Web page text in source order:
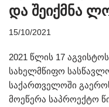
და შეიქმნა
15/10/2021
2021 წლის 17
სახელმწიფო
საქართველოში
მოეწერა საპროექტო